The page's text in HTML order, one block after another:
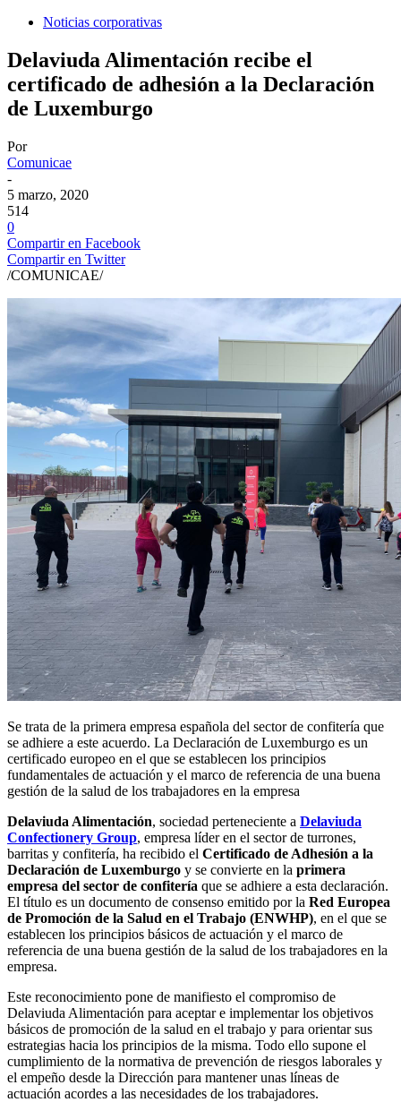
Noticias corporativas
Delaviuda Alimentación recibe el
certificado de adhesión a la Declaración
de Luxemburgo
Por
Comunicae
-
5 marzo, 2020
514
0
Compartir en Facebook
Compartir en Twitter
/COMUNICAE/
Se trata de la primera empresa española del sector de confitería que
se adhiere a este acuerdo. La Declaración de Luxemburgo es un
certificado europeo en el que se establecen los principios
fundamentales de actuación y el marco de referencia de una buena
gestión de la salud de los trabajadores en la empresa
Delaviuda Alimentación, sociedad perteneciente a Delaviuda
Confectionery Group, empresa líder en el sector de turrones,
barritas y confitería, ha recibido el Certificado de Adhesión a la
Declaración de Luxemburgo y se convierte en la primera
empresa del sector de confitería que se adhiere a esta declaración.
El título es un documento de consenso emitido por la Red Europea
de Promoción de la Salud en el Trabajo (ENWHP), en el que se
establecen los principios básicos de actuación y el marco de
referencia de una buena gestión de la salud de los trabajadores en la
empresa.
Este reconocimiento pone de manifiesto el compromiso de
Delaviuda Alimentación para aceptar e implementar los objetivos
básicos de promoción de la salud en el trabajo y para orientar sus
estrategias hacia los principios de la misma. Todo ello supone el
cumplimiento de la normativa de prevención de riesgos laborales y
el empeño desde la Dirección para mantener unas líneas de
actuación acordes a las necesidades de los trabajadores.